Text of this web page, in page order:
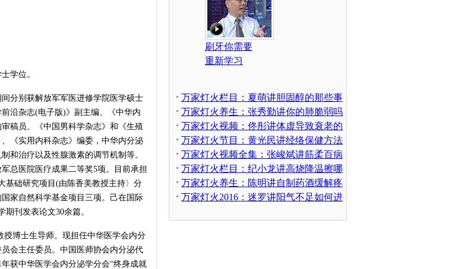
学位。
分别获解放军军医进修学院医学硕士
沿杂志(电子版)》副主编、《中华内
稿员、《中国男科学杂志》和《生殖
《实用内科杂志》编委，中华内分泌
和治疗以及性腺激素的调节机制等。
总医院医疗成果二等奖5项。目前承担
基础研究项目(由陈香美教授主持〉分
家自然科学基金项目三项。己在国际
刊发表论文30余篇。
博士生导师。现担任中华医学会内分
会主任委员。中国医师协会内分泌代
获中华医学会内分泌学分会“终身成就
刷牙你需要
重新学习
万家灯火栏目：夏萌讲胆固醇的那些事
万家灯火养生：张秀勤讲你的肺脆弱吗
万家灯火视频：佟彤讲体虚导致衰老的
原因
万家灯火节目：黄光民讲经络保健方法
有哪些
万家灯火视频全集：张峻斌讲筋柔百病
消万家灯火栏目：纪小龙讲高烧降温擦哪
里万家灯火养生：陈明讲自制药酒缓解疼
痛万家灯火2016：迷罗讲阳气不足如何进